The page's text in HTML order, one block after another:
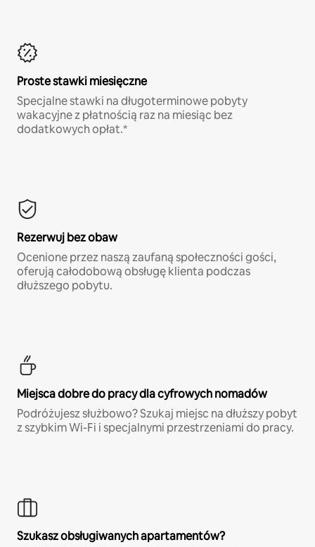
Proste stawki miesięczne
Specjalne stawki na długoterminowe pobyty
wakacyjne z płatnością raz na miesiąc bez
dodatkowych opłat.*
Rezerwuj bez obaw
Ocenione przez naszą zaufaną społeczności gości,
oferują całodobową obsługę klienta podczas
dłuższego pobytu.
Miejsca dobre do pracy dla cyfrowych nomadów
Podróżujesz służbowo? Szukaj miejsc na dłuższy pobyt
z szybkim Wi-Fi i specjalnymi przestrzeniami do pracy.
Szukasz obsługiwanych apartamentów?